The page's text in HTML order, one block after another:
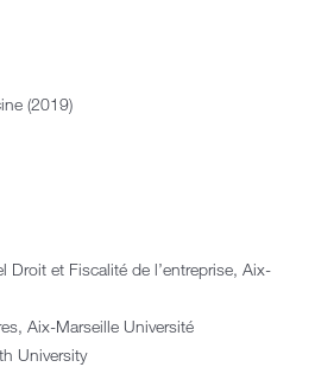
(2019)
Droit et Fiscalité de l’entreprise, Aix-
Aix-Marseille Université
University